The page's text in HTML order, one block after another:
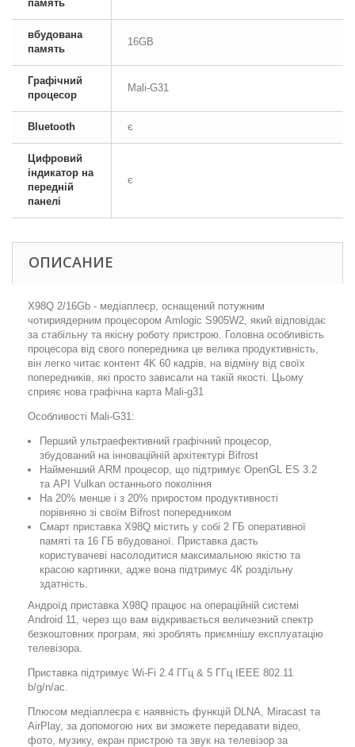
память
вбудована
память
16GB
Графічний
процесор
Mali-G31
Bluetooth є
Цифровий
індикатор на
передній
панелі
є
ОПИСАНИЕ
X98Q 2/16Gb - медіаплеєр, оснащений потужним
чотириядерним процесором Amlogic S905W2, який відповідає
за стабільну та якісну роботу пристрою. Головна особливість
процесора від свого попередника це велика продуктивність,
він легко читає контент 4K 60 кадрів, на відміну від своїх
попередників, які просто зависали на такій якості. Цьому
сприяє нова графічна карта Mali-g31
Особливості Mali-G31:
Перший ультраефективний графічний процесор,
збудований на інноваційній архітектурі Bifrost
Найменший ARM процесор, що підтримує OpenGL ES 3.2
та API Vulkan останнього покоління
На 20% менше і з 20% приростом продуктивності
порівняно зі своїм Bifrost попередником
Смарт приставка Х98Q містить у собі 2 ГБ оперативної
памяті та 16 ГБ вбудованої. Приставка дасть
користувачеві насолодитися максимальною якістю та
красою картинки, адже вона підтримує 4К роздільну
здатність.
Андроїд приставка X98Q працює на операційній системі
Android 11, через що вам відкривається величезний спектр
безкоштовних програм, які зроблять приємнішу експлуатацію
телевізора.
Приставка підтримує Wi-Fi 2.4 ГГц & 5 ГГц IEEE 802.11
b/g/n/ac.
Плюсом медіаплеєра є наявність функцій DLNA, Miracast та
AirPlay, за допомогою них ви зможете передавати відео,
фото, музику, екран пристрою та звук на телевізор за